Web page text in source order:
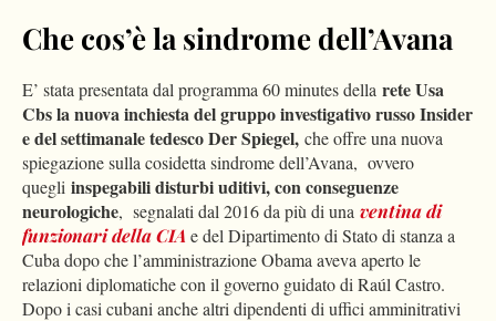
Che cos’è la sindrome dell’Avana
E’ stata presentata dal programma 60 minutes della rete Usa
Cbs la nuova inchiesta del gruppo investigativo russo Insider
e del settimanale tedesco Der Spiegel, che offre una nuova
spiegazione sulla cosidetta sindrome dell’Avana, ovvero
quegli inspegabili disturbi uditivi, con conseguenze
neurologiche, segnalati dal 2016 da più di una ventina di
funzionari della CIAe del Dipartimento di Stato di stanza a
Cuba dopo che l’amministrazione Obama aveva aperto le
relazioni diplomatiche con il governo guidato di Raúl Castro.
Dopo i casi cubani anche altri dipendenti di uffici amminitrativi